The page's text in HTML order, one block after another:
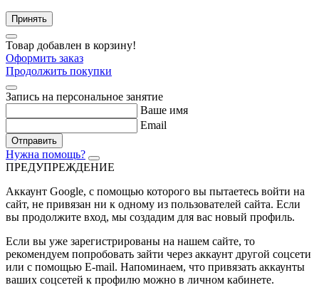
Принять
Товар добавлен в корзину!
Оформить заказ
Продолжить покупки
Запись на персональное занятие
Ваше имя
Email
Отправить
Нужна помощь?
ПРЕДУПРЕЖДЕНИЕ
Аккаунт Google, с помощью которого вы пытаетесь войти на
сайт, не привязан ни к одному из пользователей сайта. Если
вы продолжите вход, мы создадим для вас новый профиль.
Если вы уже зарегистрированы на нашем сайте, то
рекомендуем попробовать зайти через аккаунт другой соцсети
или с помощью E-mail. Напоминаем, что привязать аккаунты
ваших соцсетей к профилю можно в личном кабинете.